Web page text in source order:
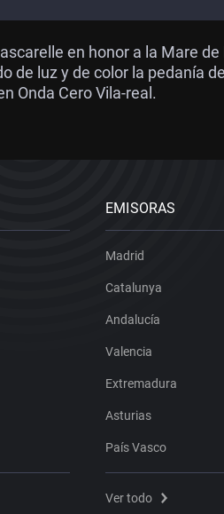
en honor a la Mare
de luz y de color la pedanía
Onda Cero Vila-real.
EMISORAS
Madrid
Catalunya
Andalucía
Valencia
Extremadura
Asturias
País Vasco
Ver todo